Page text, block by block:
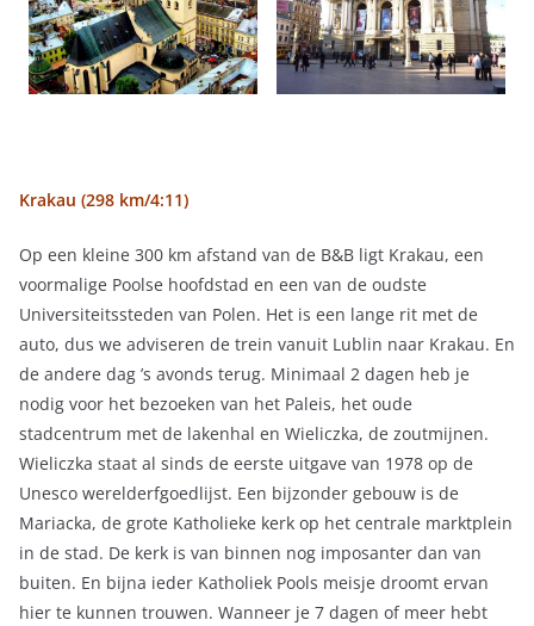
Krakau (298 km/4:11)
Op een kleine 300 km afstand van de B&B ligt Krakau, een
voormalige Poolse hoofdstad en een van de oudste
Universiteitssteden van Polen. Het is een lange rit met de
auto, dus we adviseren de trein vanuit Lublin naar Krakau. En
de andere dag ’s avonds terug. Minimaal 2 dagen heb je
nodig voor het bezoeken van het Paleis, het oude
stadcentrum met de lakenhal en Wieliczka, de zoutmijnen.
Wieliczka staat al sinds de eerste uitgave van 1978 op de
Unesco werelderfgoedlijst. Een bijzonder gebouw is de
Mariacka, de grote Katholieke kerk op het centrale marktplein
in de stad. De kerk is van binnen nog imposanter dan van
buiten. En bijna ieder Katholiek Pools meisje droomt ervan
hier te kunnen trouwen. Wanneer je 7 dagen of meer hebt